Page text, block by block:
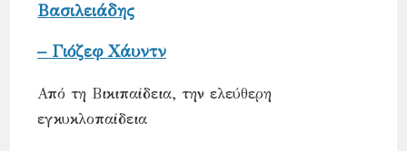
Βασιλειάδης
– Γιόζεφ Χάυντν
Από τη Βικιπαίδεια, την ελεύθερη
εγκυκλοπαίδεια